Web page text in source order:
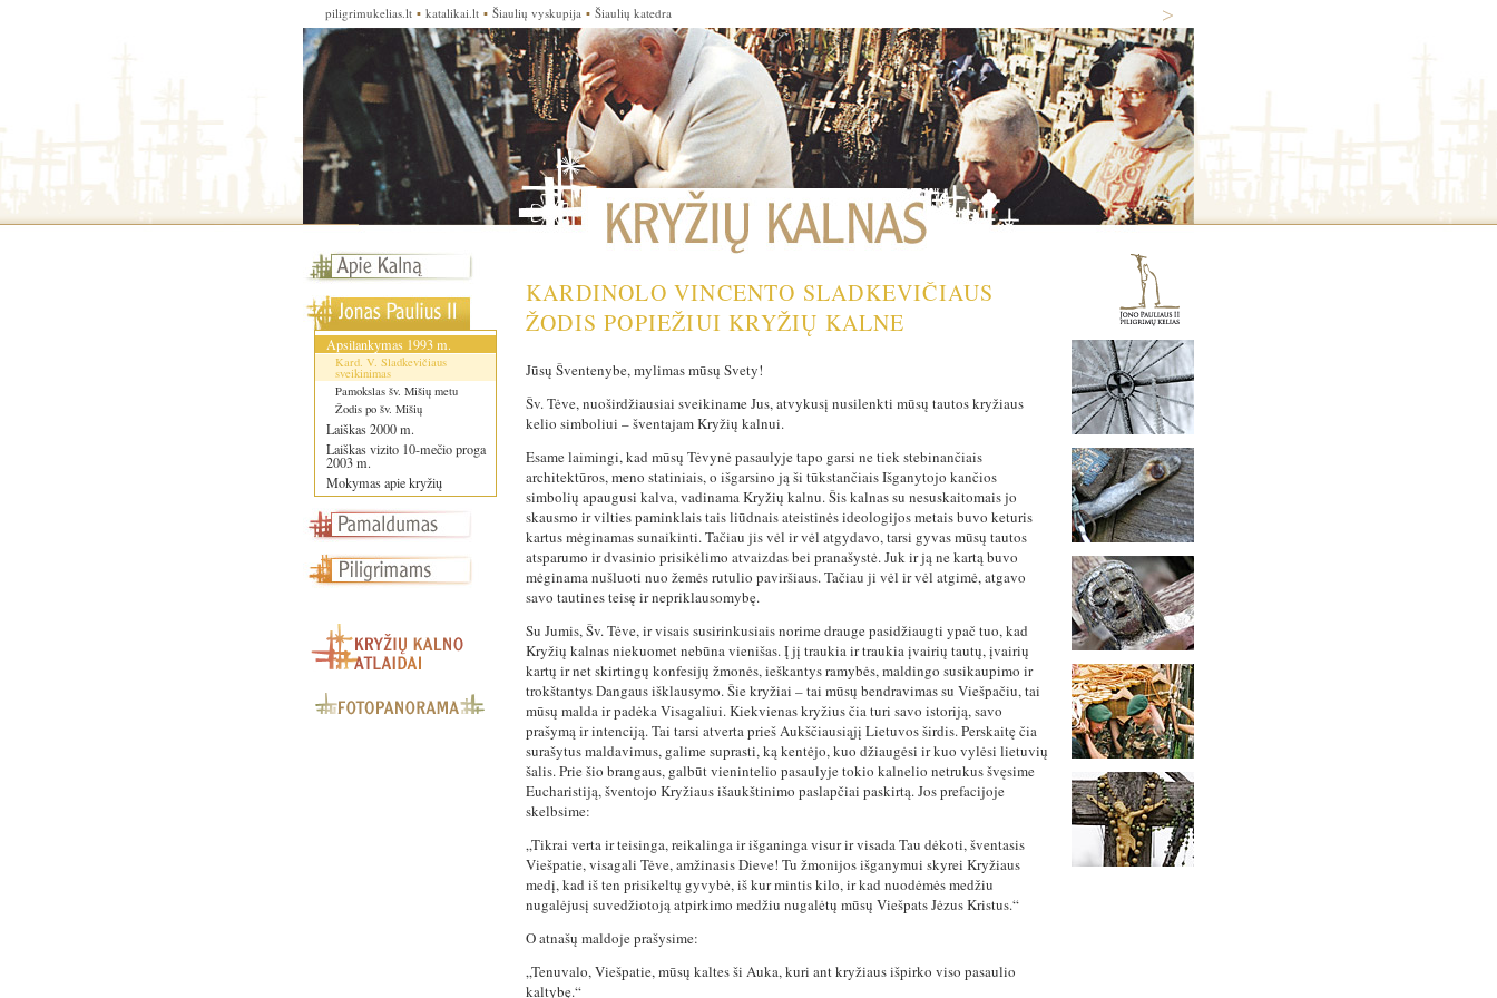
piligrimukelias.lt ▪ katalikai.lt ▪ Šiaulių vyskupija ▪ Šiaulių katedra
Apsilankymas 1993 m.
Kard. V. Sladkevičiaus
sveikinimas
Pamokslas šv. Mišių metu
Žodis po šv. Mišių
Laiškas 2000 m.
Laiškas vizito 10-mečio proga
2003 m.
Mokymas apie kryžių
KARDINOLO VINCENTO SLADKEVIČIAUS
ŽODIS POPIEŽIUI KRYŽIŲ KALNE
Jūsų Šventenybe, mylimas mūsų Svety!
Šv. Tėve, nuoširdžiausiai sveikiname Jus, atvykusį nusilenkti mūsų tautos kryžiaus
kelio simboliui – šventajam Kryžių kalnui.
Esame laimingi, kad mūsų Tėvynė pasaulyje tapo garsi ne tiek stebinančiais
architektūros, meno statiniais, o išgarsino ją ši tūkstančiais Išganytojo kančios
simbolių apaugusi kalva, vadinama Kryžių kalnu. Šis kalnas su nesuskaitomais jo
skausmo ir vilties paminklais tais liūdnais ateistinės ideologijos metais buvo keturis
kartus mėginamas sunaikinti. Tačiau jis vėl ir vėl atgydavo, tarsi gyvas mūsų tautos
atsparumo ir dvasinio prisikėlimo atvaizdas bei pranašystė. Juk ir ją ne kartą buvo
mėginama nušluoti nuo žemės rutulio paviršiaus. Tačiau ji vėl ir vėl atgimė, atgavo
savo tautines teisę ir nepriklausomybę.
Su Jumis, Šv. Tėve, ir visais susirinkusiais norime drauge pasidžiaugti ypač tuo, kad
Kryžių kalnas niekuomet nebūna vienišas. Į jį traukia ir traukia įvairių tautų, įvairių
kartų ir net skirtingų konfesijų žmonės, ieškantys ramybės, maldingo susikaupimo ir
trokštantys Dangaus išklausymo. Šie kryžiai – tai mūsų bendravimas su Viešpačiu, tai
mūsų malda ir padėka Visagaliui. Kiekvienas kryžius čia turi savo istoriją, savo
prašymą ir intenciją. Tai tarsi atverta prieš Aukščiausiąjį Lietuvos širdis. Perskaitę čia
surašytus maldavimus, galime suprasti, ką kentėjo, kuo džiaugėsi ir kuo vylėsi lietuvių
šalis. Prie šio brangaus, galbūt vienintelio pasaulyje tokio kalnelio netrukus švęsime
Eucharistiją, šventojo Kryžiaus išaukštinimo paslapčiai paskirtą. Jos prefacijoje
skelbsime:
„Tikrai verta ir teisinga, reikalinga ir išganinga visur ir visada Tau dėkoti, šventasis
Viešpatie, visagali Tėve, amžinasis Dieve! Tu žmonijos išganymui skyrei Kryžiaus
medį, kad iš ten prisikeltų gyvybė, iš kur mintis kilo, ir kad nuodėmės medžiu
nugalėjusį suvedžiotoją atpirkimo medžiu nugalėtų mūsų Viešpats Jėzus Kristus.“
O atnašų maldoje prašysime:
„Tenuvalo, Viešpatie, mūsų kaltes ši Auka, kuri ant kryžiaus išpirko viso pasaulio
kaltybę.“